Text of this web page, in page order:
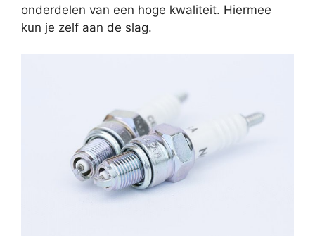
onderdelen van een hoge kwaliteit. Hiermee
kun je zelf aan de slag.